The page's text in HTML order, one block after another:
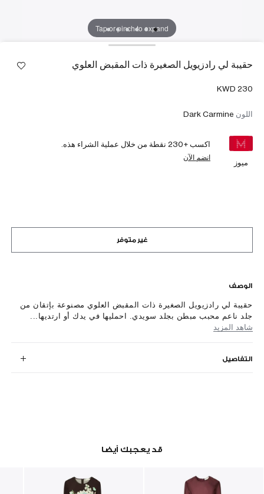
Tap or pinch to expand
حقيبة لي رادزيويل الصغيرة ذات المقبض العلوي
اللون Dark Carmine
ميوز
اكسب +230 نقطة من خلال عملية الشراء هذه.
انضم الآن
غير متوفر
الوصف
حقيبة لي رادزيويل الصغيرة ذات المقبض العلوي مصنوعة بإتقان من
جلد ناعم محبب مبطن بجلد سويدي. احمليها في يدك أو ارتديها...
شاهد المزيد
التفاصيل
قد يعجبك أيضا